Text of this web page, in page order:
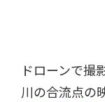
ドローンで撮
川の合流点の